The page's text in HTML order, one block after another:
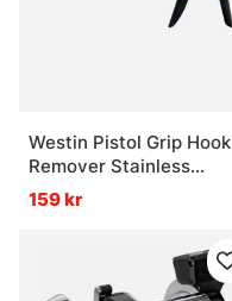
Westin Pistol Grip Hook
Remover Stainless
12'/30cm
159 kr